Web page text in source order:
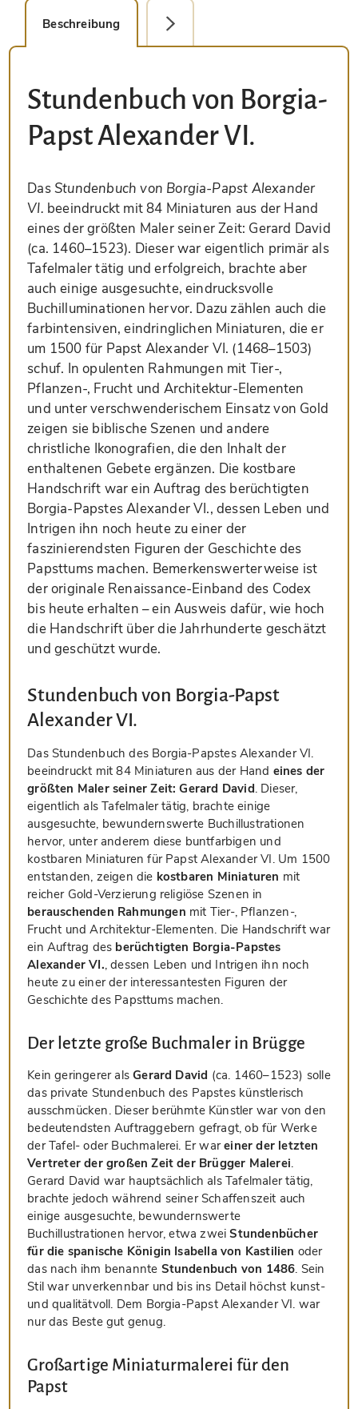
Beschreibung Detailbild
Stundenbuch von Borgia-
Papst Alexander VI.
DasStundenbuch von Borgia-Papst Alexander
VI. beeindruckt mit 84 Miniaturen aus der Hand
eines der größten Maler seiner Zeit: Gerard David
(ca. 1460–1523). Dieser war eigentlich primär als
Tafelmaler tätig und erfolgreich, brachte aber
auch einige ausgesuchte, eindrucksvolle
Buchilluminationen hervor. Dazu zählen auch die
farbintensiven, eindringlichen Miniaturen, die er
um 1500 für Papst Alexander VI. (1468–1503)
schuf. In opulenten Rahmungen mit Tier-,
Pflanzen-, Frucht und Architektur-Elementen
und unter verschwenderischem Einsatz von Gold
zeigen sie biblische Szenen und andere
christliche Ikonografien, die den Inhalt der
enthaltenen Gebete ergänzen. Die kostbare
Handschrift war ein Auftrag des berüchtigten
Borgia-Papstes Alexander VI., dessen Leben und
Intrigen ihn noch heute zu einer der
faszinierendsten Figuren der Geschichte des
Papsttums machen. Bemerkenswerterweise ist
der originale Renaissance-Einband des Codex
bis heute erhalten – ein Ausweis dafür, wie hoch
die Handschrift über die Jahrhunderte geschätzt
und geschützt wurde.
Stundenbuch von Borgia-Papst
Alexander VI.
Das Stundenbuch des Borgia-Papstes Alexander VI.
beeindruckt mit 84 Miniaturen aus der Hand eines der
größten Maler seiner Zeit: Gerard David. Dieser,
eigentlich als Tafelmaler tätig, brachte einige
ausgesuchte, bewundernswerte Buchillustrationen
hervor, unter anderem diese buntfarbigen und
kostbaren Miniaturen für Papst Alexander VI. Um 1500
entstanden, zeigen die kostbaren Miniaturen mit
reicher Gold-Verzierung religiöse Szenen in
berauschenden Rahmungen mit Tier-, Pflanzen-,
Frucht und Architektur-Elementen. Die Handschrift war
ein Auftrag des berüchtigten Borgia-Papstes
Alexander VI., dessen Leben und Intrigen ihn noch
heute zu einer der interessantesten Figuren der
Geschichte des Papsttums machen.
Der letzte große Buchmaler in Brügge
Kein geringerer alsGerard David (ca. 1460–1523) solle
das private Stundenbuch des Papstes künstlerisch
ausschmücken. Dieser berühmte Künstler war von den
bedeutendsten Auftraggebern gefragt, ob für Werke
der Tafel- oder Buchmalerei. Er wareiner der letzten
Vertreter der großen Zeit der Brügger Malerei.
Gerard David war hauptsächlich als Tafelmaler tätig,
brachte jedoch während seiner Schaffenszeit auch
einige ausgesuchte, bewundernswerte
Buchillustrationen hervor, etwa zweiStundenbücher
für die spanische Königin Isabella von Kastilien oder
das nach ihm benannte Stundenbuch von 1486. Sein
Stil war unverkennbar und bis ins Detail höchst kunst-
und qualitätvoll. Dem Borgia-Papst Alexander VI. war
nur das Beste gut genug.
Großartige Miniaturmalerei für den
Papst